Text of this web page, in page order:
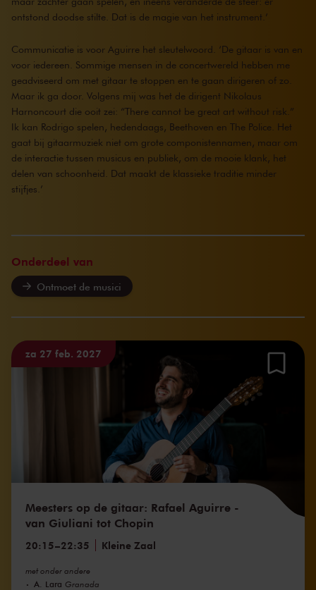
ontstond doodse stilte. Dat is de magie van het instrument.’
Communicatie is voor Aguirre het sleutelwoord. ‘De gitaar is van en
voor iedereen. Sommige mensen in de concertwereld hebben me
geadviseerd om met gitaar te stoppen en te gaan dirigeren of zo.
Maar ik ga door. Volgens mij was het de dirigent Nikolaus
Harnoncourt die ooit zei: “There cannot be great art without risk.”
Ik kan Rodrigo spelen, hedendaags, Beethoven en The Police. Het
gaat bij gitaarmuziek niet om grote componistennamen, maar om
de interactie tussen musicus en publiek, om de mooie klank, het
delen van schoonheid. Dat maakt de klassieke traditie minder
stijfjes.’
Onderdeel van
Ontmoet de musici
Meesters op de gitaar: Rafael Aguirre -
van Giuliani tot Chopin
20:15–22:35 Kleine Zaal
met onder andere
A. Lara Granada
za 27 feb. 2027